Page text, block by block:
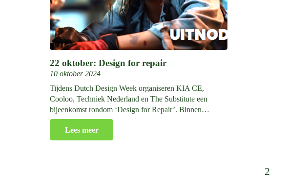
22 oktober: Design for repair
10 oktober 2024
Tijdens Dutch Design Week organiseren KIA CE,
Cooloo, Techniek Nederland en The Substitute een
bijeenkomst rondom ‘Design for Repair’. Binnen…
Lees meer
2